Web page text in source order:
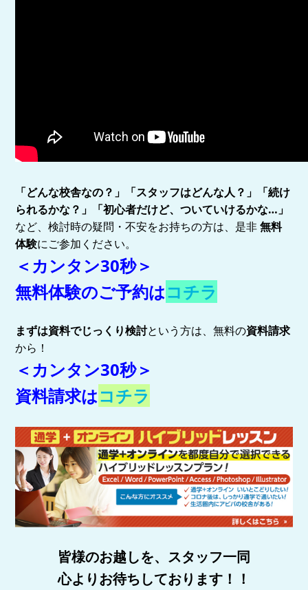
「どんな校舎なの？」「スタッフはどんな人？」「続け
られるかな？」「初心者だけど、ついていけるかな…」
など、検討時の疑問・不安をお持ちの方は、是非無料
体験にご参加ください。
＜カンタン30秒＞
無料体験のご予約はコチラ
まずは資料でじっくり検討という方は、無料の資料請求
から！
＜カンタン30秒＞
資料請求はコチラ
皆様のお越しを、スタッフ一同
心よりお待ちしております！！